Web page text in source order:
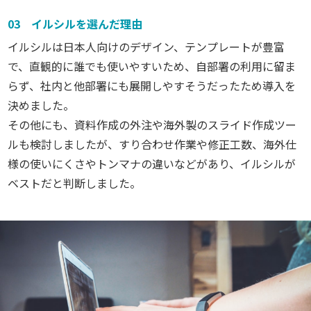
03 イルシルを選んだ理由
イルシルは日本人向けのデザイン、テンプレートが豊富
で、直観的に誰でも使いやすいため、自部署の利用に留ま
らず、社内と他部署にも展開しやすそうだったため導入を
決めました。
その他にも、資料作成の外注や海外製のスライド作成ツー
ルも検討しましたが、すり合わせ作業や修正工数、海外仕
様の使いにくさやトンマナの違いなどがあり、イルシルが
ベストだと判断しました。